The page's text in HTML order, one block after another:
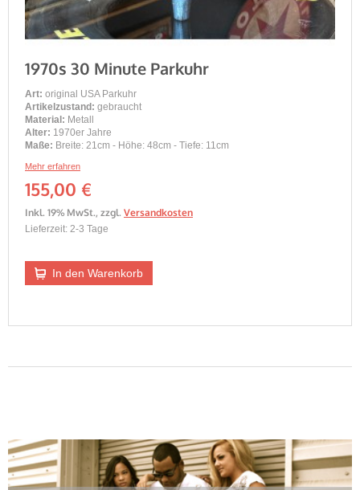
1970s 30 Minute Parkuhr
Art: original USA Parkuhr
Artikelzustand: gebraucht
Material: Metall
Alter: 1970er Jahre
Maße: Breite: 21cm - Höhe: 48cm - Tiefe: 11cm
Mehr erfahren
155,00 €
Inkl. 19% MwSt., zzgl. Versandkosten
Lieferzeit: 2-3 Tage
In den Warenkorb